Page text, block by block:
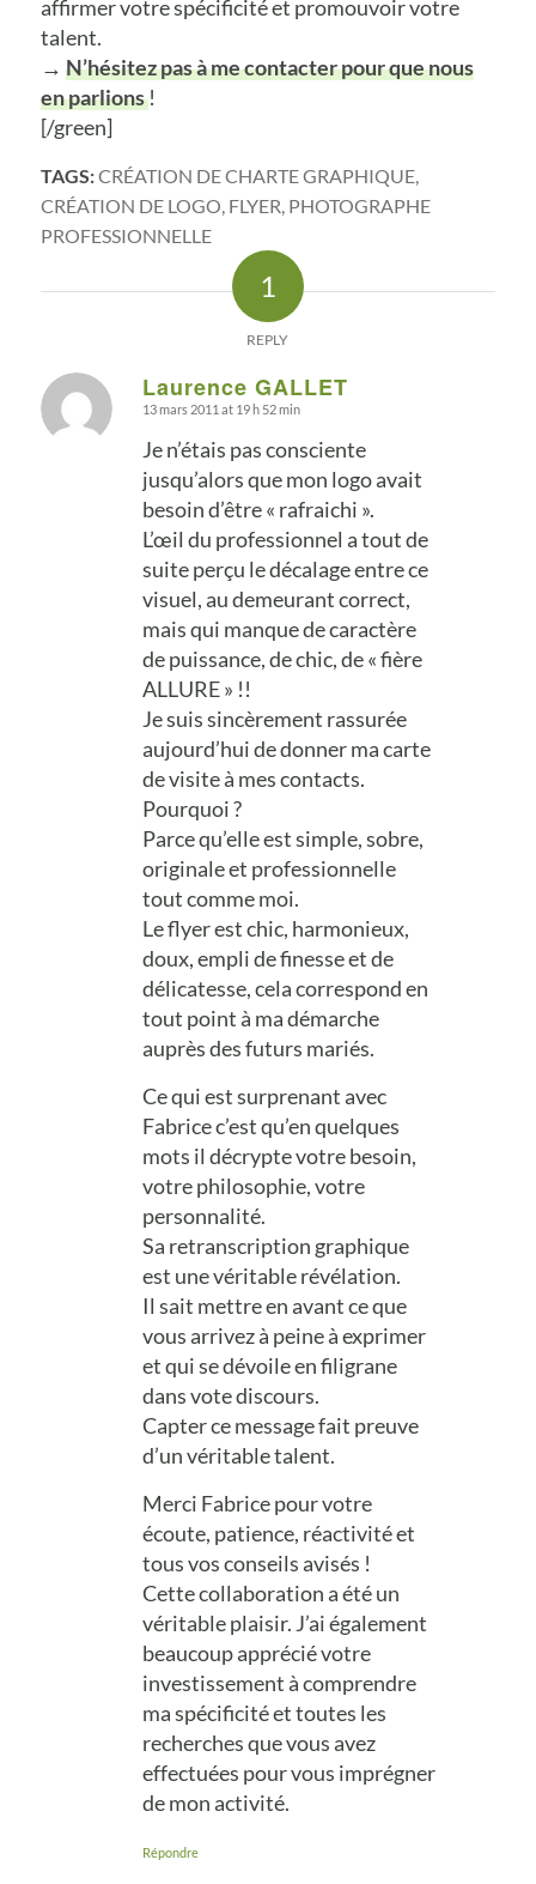
affirmer votre spécificité et promouvoir votre
talent.
→ N’hésitez pas à me contacter pour que nous
en parlions!
[/green]
TAGS:CRÉATION DE CHARTE GRAPHIQUE,
CRÉATION DE LOGO, FLYER, PHOTOGRAPHE
PROFESSIONNELLE
1
REPLY
Laurence GALLET
says:
13 mars 2011 at 19 h 52 min
Je n’étais pas consciente
jusqu’alors que mon logo avait
besoin d’être « rafraichi ».
L’œil du professionnel a tout de
suite perçu le décalage entre ce
visuel, au demeurant correct,
mais qui manque de caractère
de puissance, de chic, de « fière
ALLURE » !!
Je suis sincèrement rassurée
aujourd’hui de donner ma carte
de visite à mes contacts.
Pourquoi ?
Parce qu’elle est simple, sobre,
originale et professionnelle
tout comme moi.
Le flyer est chic, harmonieux,
doux, empli de finesse et de
délicatesse, cela correspond en
tout point à ma démarche
auprès des futurs mariés.
Ce qui est surprenant avec
Fabrice c’est qu’en quelques
mots il décrypte votre besoin,
votre philosophie, votre
personnalité.
Sa retranscription graphique
est une véritable révélation.
Il sait mettre en avant ce que
vous arrivez à peine à exprimer
et qui se dévoile en filigrane
dans vote discours.
Capter ce message fait preuve
d’un véritable talent.
Merci Fabrice pour votre
écoute, patience, réactivité et
tous vos conseils avisés !
Cette collaboration a été un
véritable plaisir. J’ai également
beaucoup apprécié votre
investissement à comprendre
ma spécificité et toutes les
recherches que vous avez
effectuées pour vous imprégner
de mon activité.
Répondre